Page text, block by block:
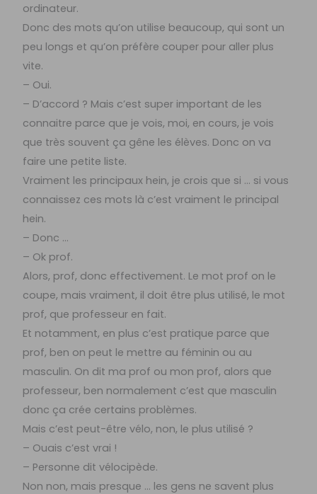
ordinateur.
Donc des mots qu’on utilise beaucoup, qui sont un
peu longs et qu’on préfère couper pour aller plus
vite.
– Oui.
– D’accord ? Mais c’est super important de les
connaitre parce que je vois, moi, en cours, je vois
que très souvent ça gêne les élèves. Donc on va
faire une petite liste.
Vraiment les principaux hein, je crois que si … si vous
connaissez ces mots là c’est vraiment le principal
hein.
– Donc …
– Ok prof.
Alors, prof, donc effectivement. Le mot prof on le
coupe, mais vraiment, il doit être plus utilisé, le mot
prof, que professeur en fait.
Et notamment, en plus c’est pratique parce que
prof, ben on peut le mettre au féminin ou au
masculin. On dit ma prof ou mon prof, alors que
professeur, ben normalement c’est que masculin
donc ça crée certains problèmes.
Mais c’est peut-être vélo, non, le plus utilisé ?
– Ouais c’est vrai !
– Personne dit vélocipède.
Non non, mais presque … les gens ne savent plus